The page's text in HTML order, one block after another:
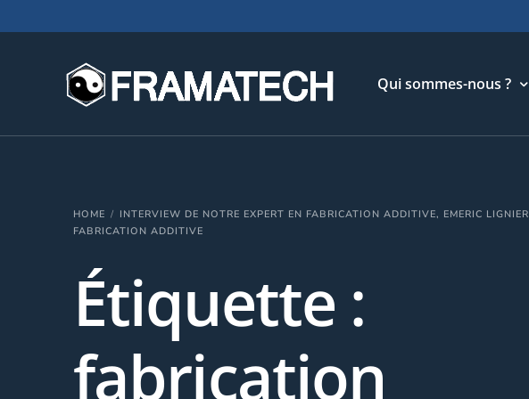
Qui sommes-nous ?
Notre métier
HOME
INTERVIEW DE NOTRE EXPERT EN FABRICATION ADDITIVE, EMERIC LIGNIER
FABRICATION ADDITIVE
Étiquette :
fabrication